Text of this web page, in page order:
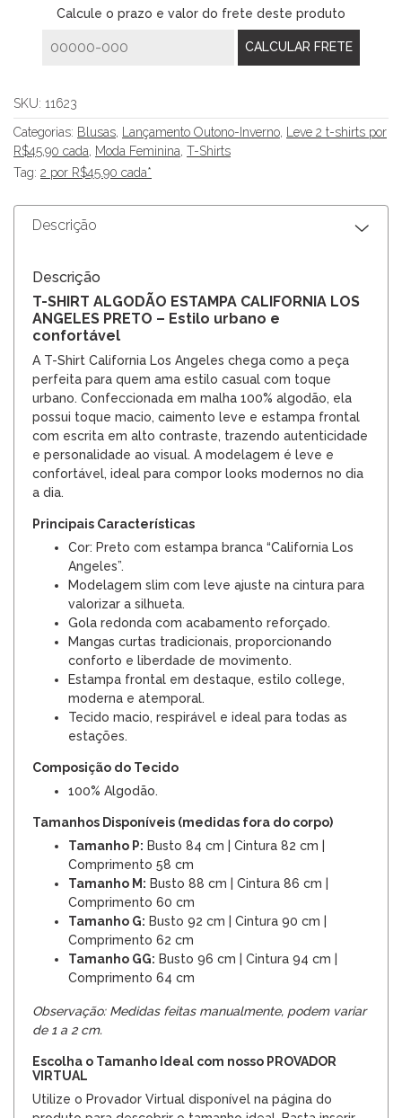
Calcule o prazo e valor do frete deste produto
SKU: 11623
Categorias: Blusas, Lançamento Outono-Inverno, Leve 2 t-shirts por
R$45,90 cada, Moda Feminina, T-Shirts
Tag: 2 por R$45.90 cada*
Descrição
Descrição
T-SHIRT ALGODÃO ESTAMPA CALIFORNIA LOS
ANGELES PRETO – Estilo urbano e
confortável
A T-Shirt California Los Angeles chega como a peça
perfeita para quem ama estilo casual com toque
urbano. Confeccionada em malha 100% algodão, ela
possui toque macio, caimento leve e estampa frontal
com escrita em alto contraste, trazendo autenticidade
e personalidade ao visual. A modelagem é leve e
confortável, ideal para compor looks modernos no dia
a dia.
Principais Características
Cor: Preto com estampa branca “California Los
Angeles”.
Modelagem slim com leve ajuste na cintura para
valorizar a silhueta.
Gola redonda com acabamento reforçado.
Mangas curtas tradicionais, proporcionando
conforto e liberdade de movimento.
Estampa frontal em destaque, estilo college,
moderna e atemporal.
Tecido macio, respirável e ideal para todas as
estações.
Composição do Tecido
100% Algodão.
Tamanhos Disponíveis (medidas fora do corpo)
Tamanho P: Busto 84 cm | Cintura 82 cm |
Comprimento 58 cm
Tamanho M: Busto 88 cm | Cintura 86 cm |
Comprimento 60 cm
Tamanho G: Busto 92 cm | Cintura 90 cm |
Comprimento 62 cm
Tamanho GG: Busto 96 cm | Cintura 94 cm |
Comprimento 64 cm
Observação: Medidas feitas manualmente, podem variar
de 1 a 2 cm.
Escolha o Tamanho Ideal com nosso PROVADOR
VIRTUAL
Utilize o Provador Virtual disponível na página do